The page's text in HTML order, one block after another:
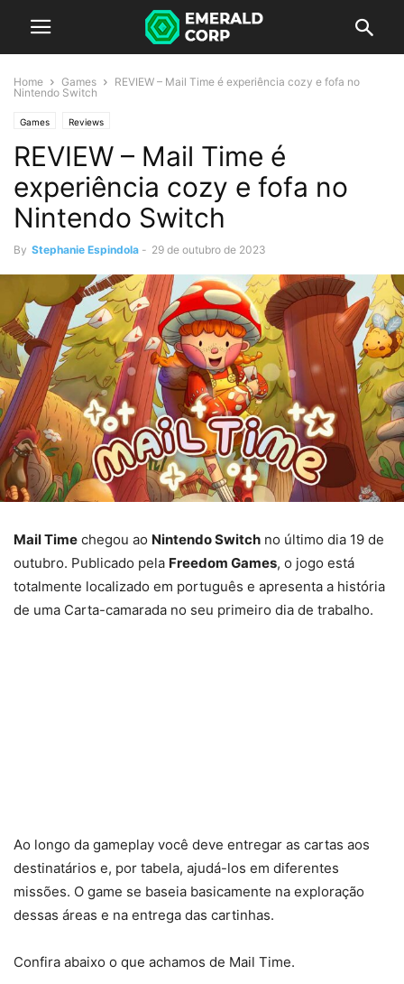
Home Games
REVIEW – Mail Time é experiência cozy e fofa no
Nintendo Switch
Games Reviews
REVIEW – Mail Time é
experiência cozy e fofa no
Nintendo Switch
By Stephanie Espindola - 29 de outubro de 2023
Mail Time chegou ao Nintendo Switch no último dia 19 de
outubro. Publicado pela Freedom Games, o jogo está
totalmente localizado em português e apresenta a história
de uma Carta-camarada no seu primeiro dia de trabalho.
Ao longo da gameplay você deve entregar as cartas aos
destinatários e, por tabela, ajudá-los em diferentes
missões. O game se baseia basicamente na exploração
dessas áreas e na entrega das cartinhas.
Confira abaixo o que achamos de Mail Time.